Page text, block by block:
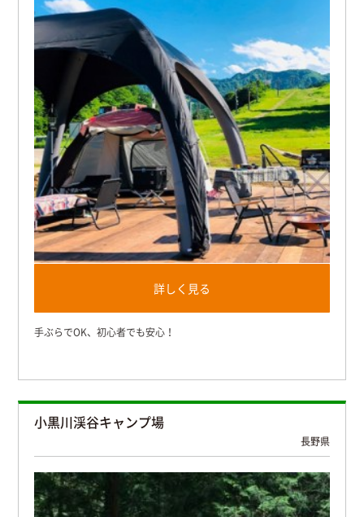
詳しく見る
手ぶらでOK、初心者でも安心！
小黒川渓谷キャンプ場
長野県